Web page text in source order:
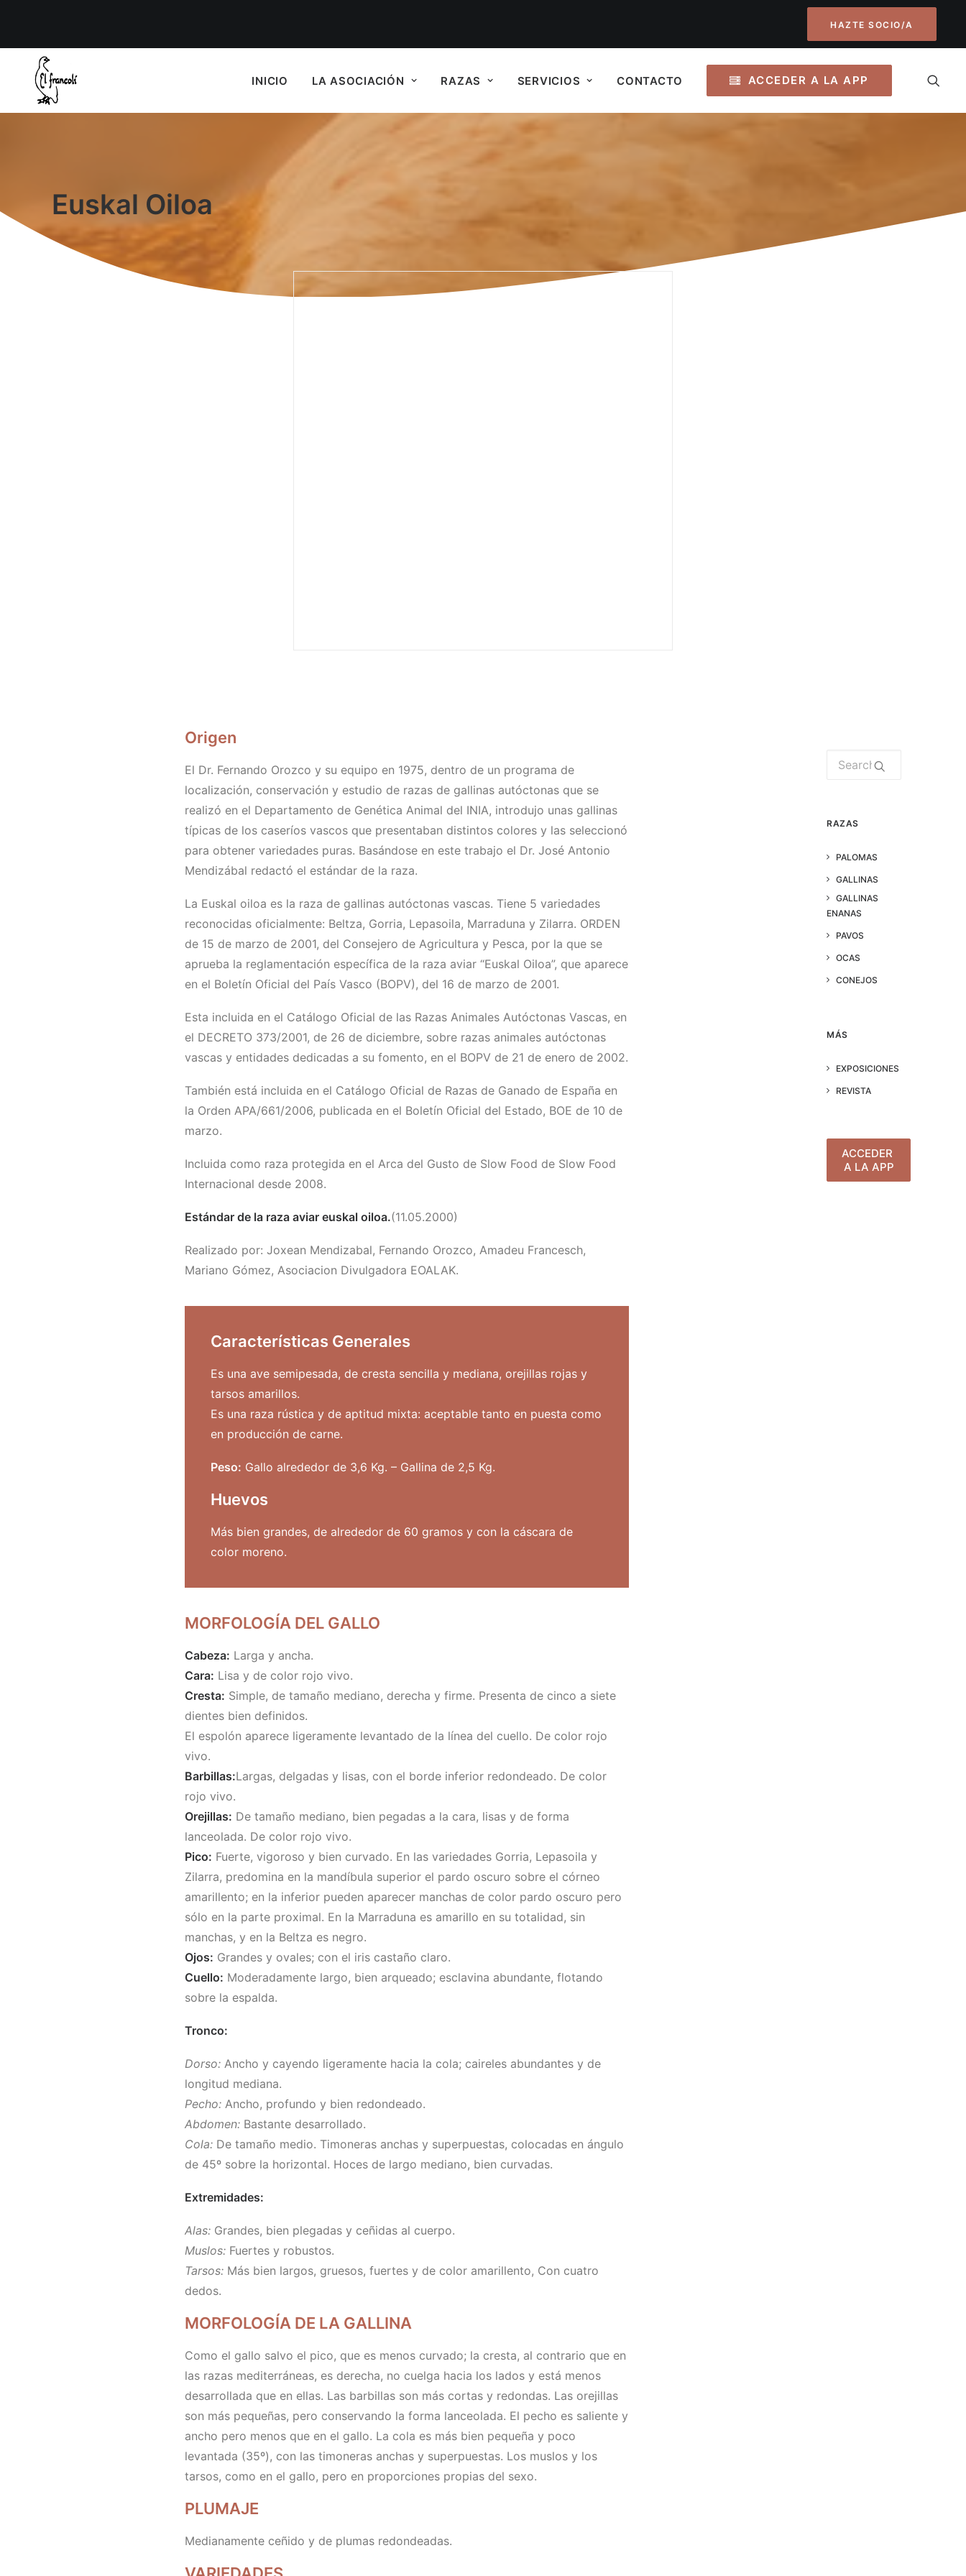
HAZTE SOCIO/A
INICIO LA ASOCIACIÓN RAZAS SERVICIOS CONTACTO ACCEDER A LA APP
Euskal Oiloa
Origen
El Dr. Fernando Orozco y su equipo en 1975, dentro de un programa de
localización, conservación y estudio de razas de gallinas autóctonas que se
realizó en el Departamento de Genética Animal del INIA, introdujo unas gallinas
típicas de los caseríos vascos que presentaban distintos colores y las seleccionó
para obtener variedades puras. Basándose en este trabajo el Dr. José Antonio
Mendizábal redactó el estándar de la raza.
La Euskal oiloa es la raza de gallinas autóctonas vascas. Tiene 5 variedades
reconocidas oficialmente: Beltza, Gorria, Lepasoila, Marraduna y Zilarra. ORDEN
de 15 de marzo de 2001, del Consejero de Agricultura y Pesca, por la que se
aprueba la reglamentación específica de la raza aviar “Euskal Oiloa”, que aparece
en el Boletín Oficial del País Vasco (BOPV), del 16 de marzo de 2001.
Esta incluida en el Catálogo Oficial de las Razas Animales Autóctonas Vascas, en
el DECRETO 373/2001, de 26 de diciembre, sobre razas animales autóctonas
vascas y entidades dedicadas a su fomento, en el BOPV de 21 de enero de 2002.
También está incluida en el Catálogo Oficial de Razas de Ganado de España en
la Orden APA/661/2006, publicada en el Boletín Oficial del Estado, BOE de 10 de
marzo.
Incluida como raza protegida en el Arca del Gusto de Slow Food de Slow Food
Internacional desde 2008.
Estándar de la raza aviar euskal oiloa.(11.05.2000)
Realizado por: Joxean Mendizabal, Fernando Orozco, Amadeu Francesch,
Mariano Gómez, Asociacion Divulgadora EOALAK.
Características Generales
Es una ave semipesada, de cresta sencilla y mediana, orejillas rojas y
tarsos amarillos.
Es una raza rústica y de aptitud mixta: aceptable tanto en puesta como
en producción de carne.
Peso: Gallo alrededor de 3,6 Kg. – Gallina de 2,5 Kg.
Huevos
Más bien grandes, de alrededor de 60 gramos y con la cáscara de
color moreno.
MORFOLOGÍA DEL GALLO
Cabeza: Larga y ancha.
Cara: Lisa y de color rojo vivo.
Cresta: Simple, de tamaño mediano, derecha y firme. Presenta de cinco a siete
dientes bien definidos.
El espolón aparece ligeramente levantado de la línea del cuello. De color rojo
vivo.
Barbillas:Largas, delgadas y lisas, con el borde inferior redondeado. De color
rojo vivo.
Orejillas: De tamaño mediano, bien pegadas a la cara, lisas y de forma
lanceolada. De color rojo vivo.
Pico: Fuerte, vigoroso y bien curvado. En las variedades Gorria, Lepasoila y
Zilarra, predomina en la mandíbula superior el pardo oscuro sobre el córneo
amarillento; en la inferior pueden aparecer manchas de color pardo oscuro pero
sólo en la parte proximal. En la Marraduna es amarillo en su totalidad, sin
manchas, y en la Beltza es negro.
Ojos: Grandes y ovales; con el iris castaño claro.
Cuello: Moderadamente largo, bien arqueado; esclavina abundante, flotando
sobre la espalda.
Tronco:
Dorso:Ancho y cayendo ligeramente hacia la cola; caireles abundantes y de
longitud mediana.
Pecho:Ancho, profundo y bien redondeado.
Abdomen:Bastante desarrollado.
Cola:De tamaño medio. Timoneras anchas y superpuestas, colocadas en ángulo
de 45º sobre la horizontal. Hoces de largo mediano, bien curvadas.
Extremidades:
Alas:Grandes, bien plegadas y ceñidas al cuerpo.
Muslos:Fuertes y robustos.
Tarsos:Más bien largos, gruesos, fuertes y de color amarillento, Con cuatro
dedos.
MORFOLOGÍA DE LA GALLINA
Como el gallo salvo el pico, que es menos curvado; la cresta, al contrario que en
las razas mediterráneas, es derecha, no cuelga hacia los lados y está menos
desarrollada que en ellas. Las barbillas son más cortas y redondas. Las orejillas
son más pequeñas, pero conservando la forma lanceolada. El pecho es saliente y
ancho pero menos que en el gallo. La cola es más bien pequeña y poco
levantada (35º), con las timoneras anchas y superpuestas. Los muslos y los
tarsos, como en el gallo, pero en proporciones propias del sexo.
PLUMAJE
Medianamente ceñido y de plumas redondeadas.
RAZAS
PALOMAS
GALLINAS
GALLINAS
ENANAS
PAVOS
OCAS
CONEJOS
MÁS
EXPOSICIONES
REVISTA
ACCEDER
A LA APP